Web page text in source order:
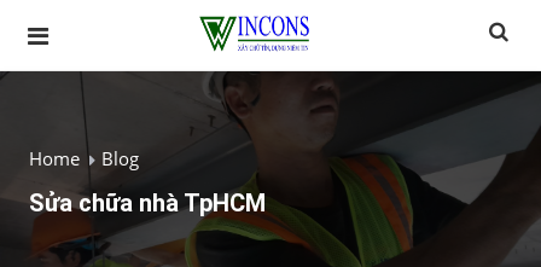
Home Blog
Sửa chữa nhà TpHCM